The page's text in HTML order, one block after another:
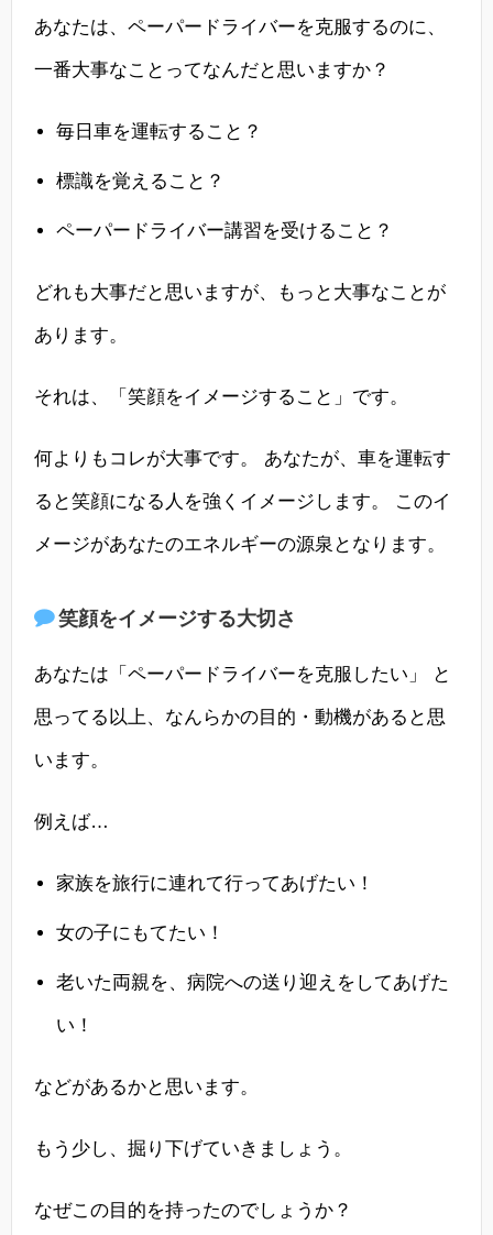
あなたは、ペーパードライバーを克服するのに、
一番大事なことってなんだと思いますか？
毎日車を運転すること？
標識を覚えること？
ペーパードライバー講習を受けること？
どれも大事だと思いますが、もっと大事なことが
あります。
それは、「笑顔をイメージすること」です。
何よりもコレが大事です。 あなたが、車を運転す
ると笑顔になる人を強くイメージします。 このイ
メージがあなたのエネルギーの源泉となります。
笑顔をイメージする大切さ
あなたは「ペーパードライバーを克服したい」 と
思ってる以上、なんらかの目的・動機があると思
います。
例えば…
家族を旅行に連れて行ってあげたい！
女の子にもてたい！
老いた両親を、病院への送り迎えをしてあげた
い！
などがあるかと思います。
もう少し、掘り下げていきましょう。
なぜこの目的を持ったのでしょうか？